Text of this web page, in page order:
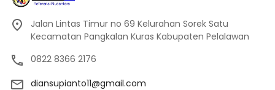
Jalan Lintas Timur no 69 Kelurahan Sorek Satu
Kecamatan Pangkalan Kuras Kabupaten Pelalawan
0822 8366 2176
diansupianto11@gmail.com